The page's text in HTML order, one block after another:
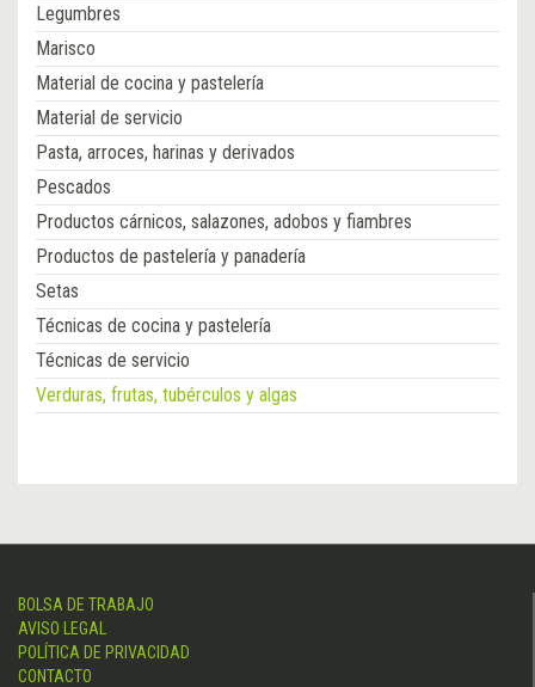
Legumbres
Marisco
Material de cocina y pastelería
Material de servicio
Pasta, arroces, harinas y derivados
Pescados
Productos cárnicos, salazones, adobos y fiambres
Productos de pastelería y panadería
Setas
Técnicas de cocina y pastelería
Técnicas de servicio
Verduras, frutas, tubérculos y algas
BOLSA DE TRABAJO
AVISO LEGAL
POLÍTICA DE PRIVACIDAD
CONTACTO